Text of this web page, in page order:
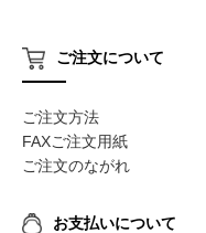
ご注文について
ご注文方法
FAXご注文用紙
ご注文のながれ
お支払いについて